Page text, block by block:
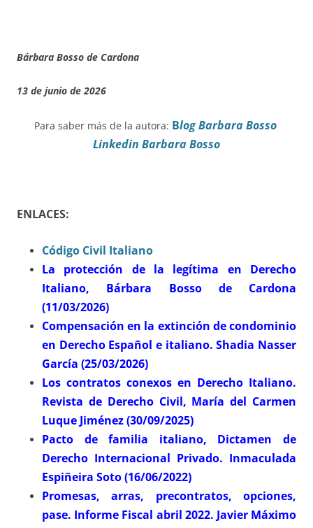
Bárbara Bosso de Cardona
13 de junio de 2026
Para saber más de la autora: Blog Barbara Bosso
Linkedin Barbara Bosso
ENLACES:
Código Civil Italiano
La protección de la legítima en Derecho
Italiano, Bárbara Bosso de Cardona
(11/03/2026)
Compensación en la extinción de condominio
en Derecho Español e italiano. Shadia Nasser
García (25/03/2026)
Los contratos conexos en Derecho Italiano.
Revista de Derecho Civil, María del Carmen
Luque Jiménez (30/09/2025)
Pacto de familia italiano, Dictamen de
Derecho Internacional Privado. Inmaculada
Espiñeira Soto (16/06/2022)
Promesas, arras, precontratos, opciones,
pase. Informe Fiscal abril 2022. Javier Máximo